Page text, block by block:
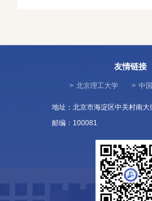
友情链接
> 北京理工大学 > 中
地址：北京市海淀区中关村南
邮编：100081